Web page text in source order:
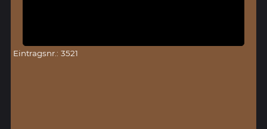
Eintragsnr.: 3521